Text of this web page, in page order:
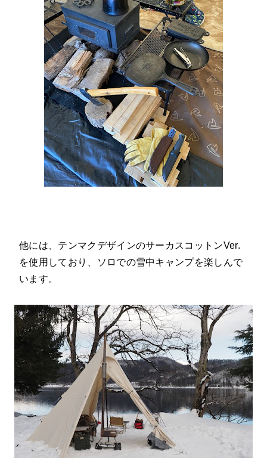
他には、テンマクデザインのサーカスコットンVer.
を使用しており、ソロでの雪中キャンプを楽しんで
います。